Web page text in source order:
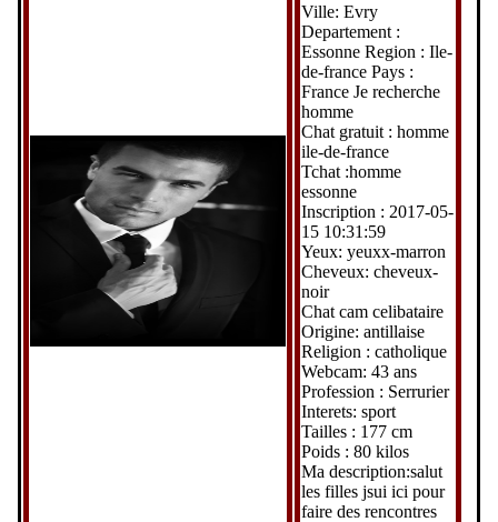
Ville: Evry
Departement :
Essonne Region : Ile-
de-france Pays :
France Je recherche
homme
Chat gratuit : homme
ile-de-france
Tchat :homme
essonne
Inscription : 2017-05-
15 10:31:59
Yeux: yeuxx-marron
Cheveux: cheveux-
noir
Chat cam celibataire
Origine: antillaise
Religion : catholique
Webcam: 43 ans
Profession : Serrurier
Interets: sport
Tailles : 177 cm
Poids : 80 kilos
Ma description:salut
les filles jsui ici pour
faire des rencontres